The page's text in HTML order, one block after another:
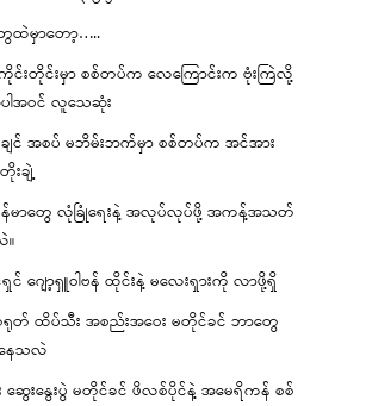
ထဲမှာတော့…..
ကိုင်းတိုင်းမှာ စစ်တပ်က လေကြောင်းက ဗုံးကြဲလို့
ါအဝင် လူသေဆုံး
ချင် အစပ် မဘိမ်းဘက်မှာ စစ်တပ်က အင်အား
းချဲ့
ြန်မာတွေ လုံခြုံရေးနဲ့ အလုပ်လုပ်ဖို့ အကန့်အသတ်
ရှင် ဂျော့ရှူဝါဗန် ထိုင်းနဲ့ မလေးရှားကို လာဖို့ရှိ
ရုတ် ထိပ်သီး အစည်းအဝေး မတိုင်ခင် ဘာတွေ
ေသလဲ
ေးနွေးပွဲ မတိုင်ခင် ဖိလစ်ပိုင်နဲ့ အမေရိကန် စစ်